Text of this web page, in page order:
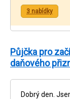
3 nabídky
Půjčka pro
daňového
Dobrý den.